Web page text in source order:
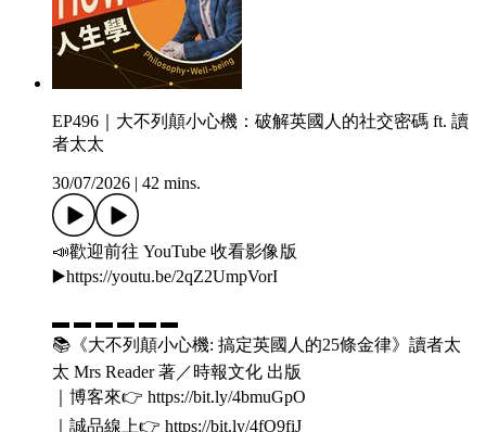
EP496｜大不列顛小心機：破解英國人的社交密碼 ft. 讀
者太太
30/07/2026 42 mins.
📣歡迎前往 YouTube 收看影像版
▶️https://youtu.be/2qZ2UmpVorI
▬ ▬ ▬ ▬ ▬ ▬
📚《大不列顛小心機: 搞定英國人的25條金律》讀者太
太 Mrs Reader 著／時報文化 出版
｜博客來👉 https://bit.ly/4bmuGpO
｜誠品線上👉 https://bit.ly/4fO9fiJ